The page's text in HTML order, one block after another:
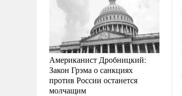
Американист Дробницкий:
Закон Грэма о санкциях
против России останется
молчащим